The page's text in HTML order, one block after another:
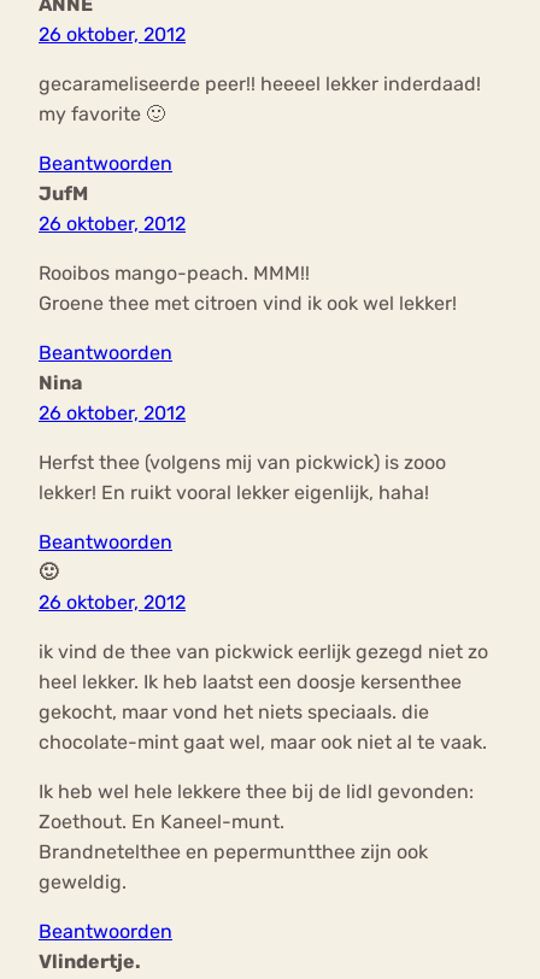
26 oktober, 2012
gecarameliseerde peer!! heeeel lekker inderdaad!
my favorite 🙂
Beantwoorden
JufM
26 oktober, 2012
Rooibos mango-peach. MMM!!
Groene thee met citroen vind ik ook wel lekker!
Beantwoorden
Nina
26 oktober, 2012
Herfst thee (volgens mij van pickwick) is zooo
lekker! En ruikt vooral lekker eigenlijk, haha!
Beantwoorden
🙂
26 oktober, 2012
ik vind de thee van pickwick eerlijk gezegd niet zo
heel lekker. Ik heb laatst een doosje kersenthee
gekocht, maar vond het niets speciaals. die
chocolate-mint gaat wel, maar ook niet al te vaak.
Ik heb wel hele lekkere thee bij de lidl gevonden:
Zoethout. En Kaneel-munt.
Brandnetelthee en pepermuntthee zijn ook
geweldig.
Beantwoorden
Vlindertje.